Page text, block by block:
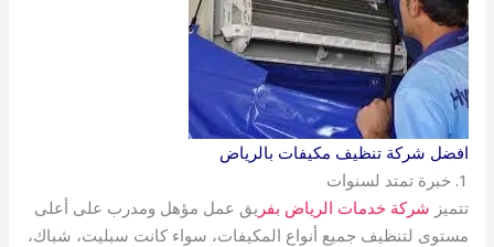
افضل شركة تنظيف مكيفات بالرياض
1. خبرة تمتد لسنوات
تتميز شركة خدمات الرياض بفر يق عمل مؤهل ومدرب على أعلى
مستوى لتنظيف جميع أنواع المكيفات، سواء كانت سبليت، شباك،